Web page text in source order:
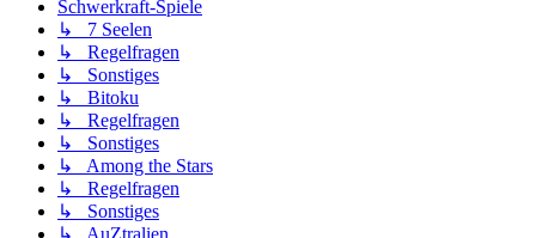
Schwerkraft-Spiele
↳ 7 Seelen
↳ Regelfragen
↳ Sonstiges
↳ Bitoku
↳ Regelfragen
↳ Sonstiges
↳ Among the Stars
↳ Regelfragen
↳ Sonstiges